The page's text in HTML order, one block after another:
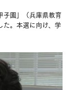
子園」（兵庫県教育
た。本選に向け、学